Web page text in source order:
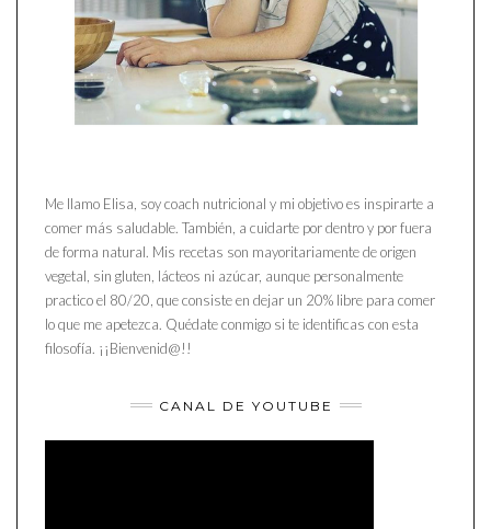
Me llamo Elisa, soy coach nutricional y mi objetivo es inspirarte a
comer más saludable. También, a cuidarte por dentro y por fuera
de forma natural. Mis recetas son mayoritariamente de origen
vegetal, sin gluten, lácteos ni azúcar, aunque personalmente
practico el 80/20, que consiste en dejar un 20% libre para comer
lo que me apetezca. Quédate conmigo si te identificas con esta
filosofía. ¡¡Bienvenid@!!
CANAL DE YOUTUBE